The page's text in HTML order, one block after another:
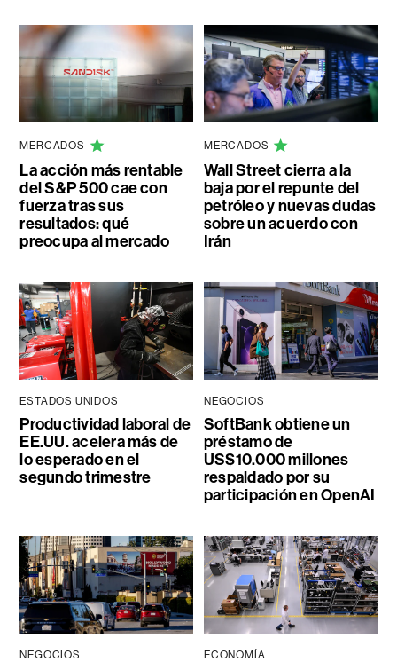
MERCADOS
La acción más rentable
del S&P 500 cae con
fuerza tras sus
resultados: qué
preocupa al mercado
MERCADOS
Wall Street cierra a la
baja por el repunte del
petróleo y nuevas dudas
sobre un acuerdo con
Irán
ESTADOS UNIDOS
Productividad laboral de
EE.UU. acelera más de
lo esperado en el
segundo trimestre
NEGOCIOS
SoftBank obtiene un
préstamo de
US$10.000 millones
respaldado por su
participación en OpenAI
NEGOCIOS ECONOMÍA